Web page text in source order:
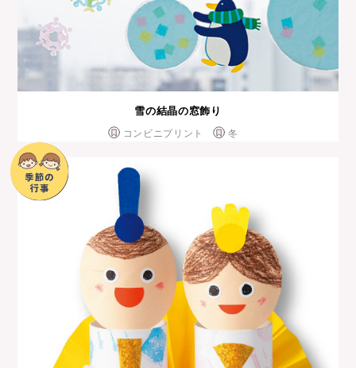
雪の結晶の窓飾り
コンビニプリント 冬